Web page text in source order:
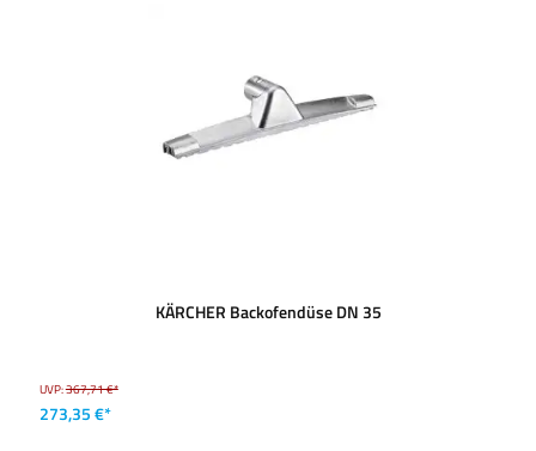
KÄRCHER Backofendüse DN 35
UVP:367,71 €*
273,35 €*